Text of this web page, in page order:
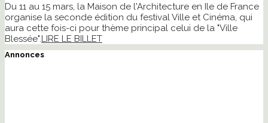
Du 11 au 15 mars, la Maison de l'Architecture en Ile de France
organise la seconde édition du festival Ville et Cinéma, qui
aura cette fois-ci pour thème principal celui de la "Ville
Blessée". LIRE LE BILLET
Annonces